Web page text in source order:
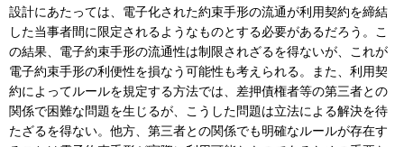
設計にあたっては、電子化された約束手形の流通が利用契約を締結
した当事者間に限定されるようなものとする必要があるだろう。こ
の結果、電子約束手形の流通性は制限されざるを得ないが、これが
電子約束手形の利便性を損なう可能性も考えられる。また、利用契
約によってルールを規定する方法では、差押債権者等の第三者との
関係で困難な問題を生じるが、こうした問題は立法による解決を待
たざるを得ない。他方、第三者との関係でも明確なルールが存在す